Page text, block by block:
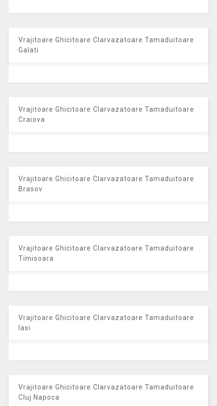
Vrajitoare Ghicitoare Clarvazatoare Tamaduitoare
Galati
Vrajitoare Ghicitoare Clarvazatoare Tamaduitoare
Craiova
Vrajitoare Ghicitoare Clarvazatoare Tamaduitoare
Brasov
Vrajitoare Ghicitoare Clarvazatoare Tamaduitoare
Timisoara
Vrajitoare Ghicitoare Clarvazatoare Tamaduitoare
Iasi
Vrajitoare Ghicitoare Clarvazatoare Tamaduitoare
Cluj Napoca